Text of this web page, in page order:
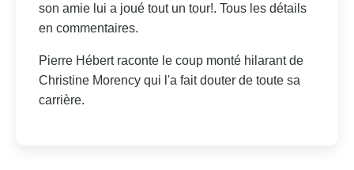
son amie lui a joué tout un tour!. Tous les détails
en commentaires.
Pierre Hébert raconte le coup monté hilarant de
Christine Morency qui l'a fait douter de toute sa
carrière.